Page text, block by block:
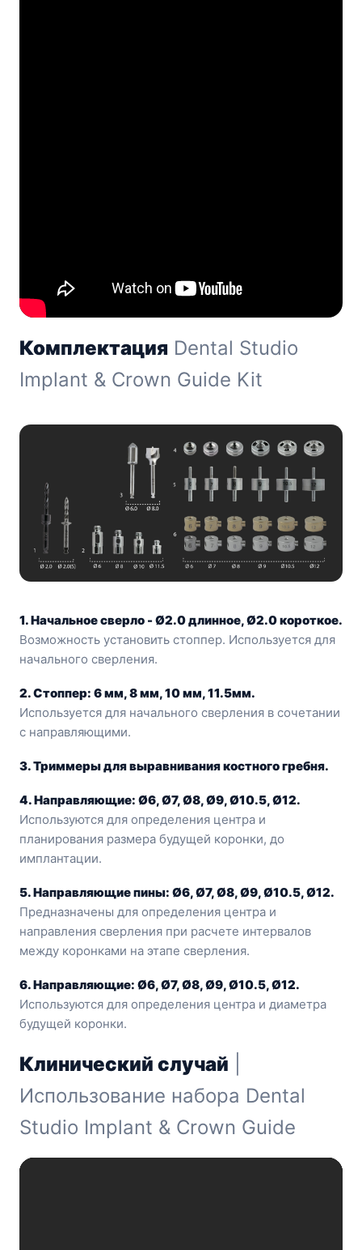
Комплектация Dental Studio
Implant & Crown Guide Kit
1. Начальное сверло - Ø2.0 длинное, Ø2.0 короткое.
Возможность установить стоппер. Используется для
начального сверления.
2. Стоппер: 6 мм, 8 мм, 10 мм, 11.5мм.
Используется для начального сверления в сочетании
с направляющими.
3. Триммеры для выравнивания костного гребня.
4. Направляющие: Ø6, Ø7, Ø8, Ø9, Ø10.5, Ø12.
Используются для определения центра и
планирования размера будущей коронки, до
имплантации.
5. Направляющие пины: Ø6, Ø7, Ø8, Ø9, Ø10.5, Ø12.
Предназначены для определения центра и
направления сверления при расчете интервалов
между коронками на этапе сверления.
6. Направляющие: Ø6, Ø7, Ø8, Ø9, Ø10.5, Ø12.
Используются для определения центра и диаметра
будущей коронки.
Клинический случай
Использование набора Dental
Studio Implant & Crown Guide